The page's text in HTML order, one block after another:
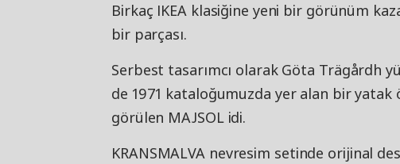
Birkaç IKEA klasiğine yeni bir görünüm
bir parçası.
Serbest tasarımcı olarak Göta Trägårdh
de 1971 kataloğumuzda yer alan bir
görülen MAJSOL idi.
KRANSMALVA nevresim setinde orijinal